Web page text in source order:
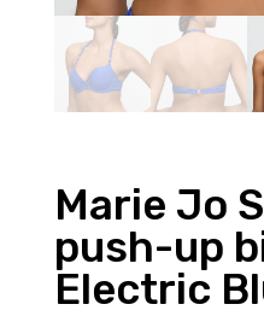
Marie Jo
push-up
Electric